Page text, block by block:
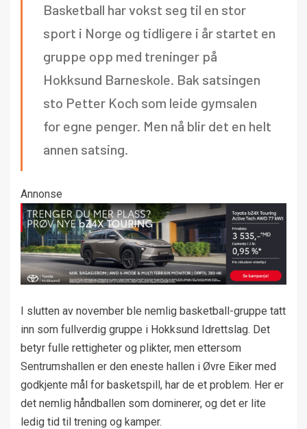
Basketball har vokst seg til en stor
sport i Norge og tidligere i år startet en
gruppe opp med treninger på
Hokksund Barneskole. Bak satsingen
sto Petter Koch som leide gymsalen
for egne penger. Men nå blir det en helt
annen satsing.
Annonse
I slutten av november ble nemlig basketball-gruppe tatt
inn som fullverdig gruppe i Hokksund Idrettslag. Det
betyr fulle rettigheter og plikter, men ettersom
Sentrumshallen er den eneste hallen i Øvre Eiker med
godkjente mål for basketspill, har de et problem. Her er
det nemlig håndballen som dominerer, og det er lite
ledig tid til trening og kamper.